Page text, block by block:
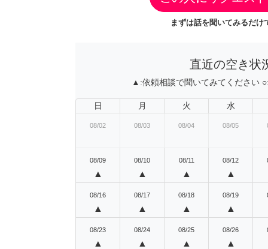
まずは話を聞いてみるだけ
直近の空き状
▲:依頼相談で聞いてみてください ○:
日 月 火 水
08/02 08/03 08/04 08/05
08/09
▲
08/10
▲
08/11
▲
08/12
▲
08/16
▲
08/17
▲
08/18
▲
08/19
▲
08/23
▲
08/24
▲
08/25
▲
08/26
▲